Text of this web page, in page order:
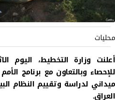
محليات
أعلنت وزارة التخطيط، اليوم
للإحصاء وبالتعاون مع برنامج
ميداني لدراسة وتقييم النظام
العراق.